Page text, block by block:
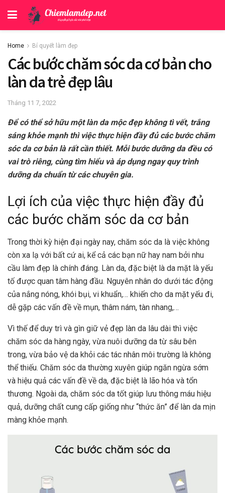
Home Bí quyết làm đẹp
Các bước chăm sóc da cơ bản cho
làn da trẻ đẹp lâu
Tháng 11 7, 2022
Để có thể sở hữu một làn da mộc đẹp không tì vết, trắng
sáng khỏe mạnh thì việc thực hiện đầy đủ các bước chăm
sóc da cơ bản là rất cần thiết. Mỗi bước dưỡng da đều có
vai trò riêng, cùng tìm hiểu và áp dụng ngay quy trình
dưỡng da chuẩn từ các chuyên gia.
Lợi ích của việc thực hiện đầy đủ
các bước chăm sóc da cơ bản
Trong thời kỳ hiện đại ngày nay, chăm sóc da là việc không
còn xa lạ với bất cứ ai, kể cả các bạn nữ hay nam bởi nhu
cầu làm đẹp là chính đáng. Làn da, đặc biệt là da mặt là yếu
tố được quan tâm hàng đầu. Nguyên nhân do dưới tác động
của nắng nóng, khói bụi, vi khuẩn,… khiến cho da mặt yếu đi,
dễ gặp các vấn đề về mụn, thâm nám, tàn nhang,…
Vì thế để duy trì và gìn giữ vẻ đẹp làn da lâu dài thì việc
chăm sóc da hàng ngày, vừa nuôi dưỡng da từ sâu bên
trong, vừa bảo vệ da khỏi các tác nhân môi trường là không
thể thiếu. Chăm sóc da thường xuyên giúp ngăn ngừa sớm
và hiệu quả các vấn đề về da, đặc biệt là lão hóa và tổn
thương. Ngoài da, chăm sóc da tốt giúp lưu thông máu hiệu
quả, dưỡng chất cung cấp giống như “thức ăn” để làn da mịn
màng khỏe mạnh.